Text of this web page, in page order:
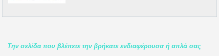
Την σελίδα που βλέπετε την βρήκατε ενδιαφέρουσα ή απλά σας